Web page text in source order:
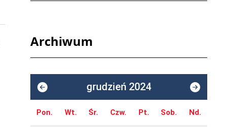
Archiwum
grudzień 2024
Pon. Wt. Śr. Czw. Pt. Sob. Nd.